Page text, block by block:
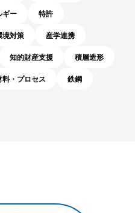
ギー
特許
境対策
産学連携
知的財産支援
積層造形
料・プロセス
鉄鋼